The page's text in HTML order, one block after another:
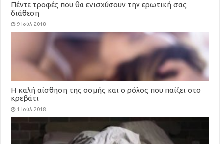
Πέντε τροφές που θα ενισχύσουν την ερωτική σας
διάθεση
9 Ιούλ 2018
Η καλή αίσθηση της οσμής και ο ρόλος που παίζει στο
κρεβάτι
1 Ιούλ 2018